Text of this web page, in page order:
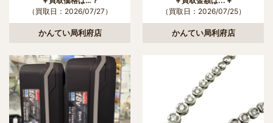
（買取日：2026/07/27）
かんてい局利府店
（買取日：2026/07/25）
かんてい局利府店